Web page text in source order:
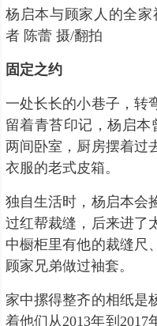
杨启本与顾家人的全
者 陈蕾 摄/翻拍
固定之约
一处长长的小巷子，转
留着青苔印记，杨启本
两间卧室，厨房摆着过
衣服的老式皮箱。
独自生活时，杨启本会
过红帮裁缝，后来进了
中橱柜里有他的裁缝尺
顾家兄弟做过袖套。
家中摞得整齐的相纸是
着他们从2013年到